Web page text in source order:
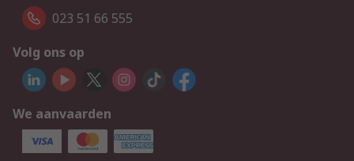
023 51 66 555
Volg ons op
We aanvaarden